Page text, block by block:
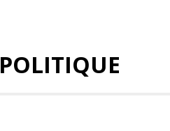
POLITIQUE